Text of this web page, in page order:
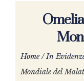
Home /In
Mondiale del